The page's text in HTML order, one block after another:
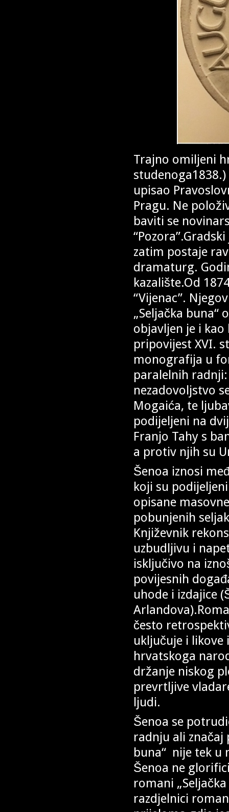
Trajno omiljeni
upisao
Pragu. Ne
baviti se
zatim postaje
dramaturg.
kazalište.Od
“Vijenac”.
„Seljačka buna“
objavljen je i
pripovijest XVI.
monografija u
paralelnih
nezadovoljstvo
Mogaića, te
podijeljeni na
Franjo Tahy s
a protiv njih su
Šenoa iznosi
koji su
opisane
pobunjenih
Književnik
uzbudljivu i
isključivo na
povijesnih
uhode i izdajice
često
uključuje i likove
hrvatskoga
držanje niskog
prevrtljive
ljudi.
Šenoa se
radnju ali značaj
buna“ nije tek u
Šenoa ne
romani
razdjelnici